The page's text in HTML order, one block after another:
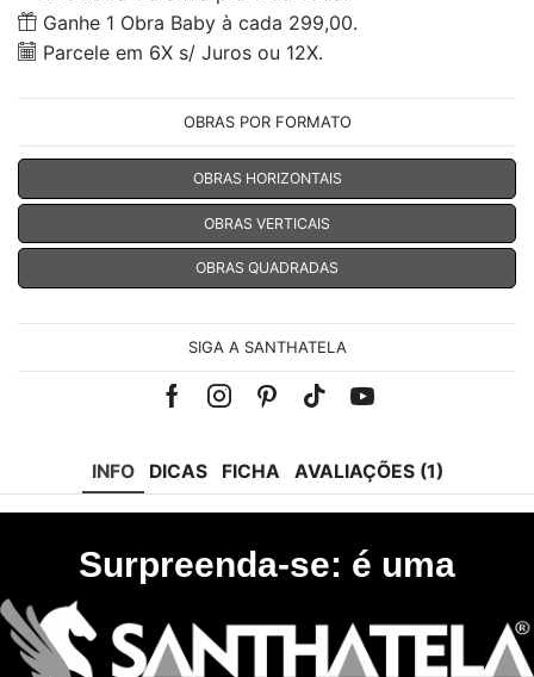
Ganhe 1 Obra Baby à cada 299,00.
Parcele em 6X s/ Juros ou 12X.
OBRAS POR FORMATO
OBRAS HORIZONTAIS
OBRAS VERTICAIS
OBRAS QUADRADAS
SIGA A SANTHATELA
FacebookInstagramPinterest
Tik-Youtube
INFO DICAS FICHA AVALIAÇÕES (1)
Surpreenda-se: é uma